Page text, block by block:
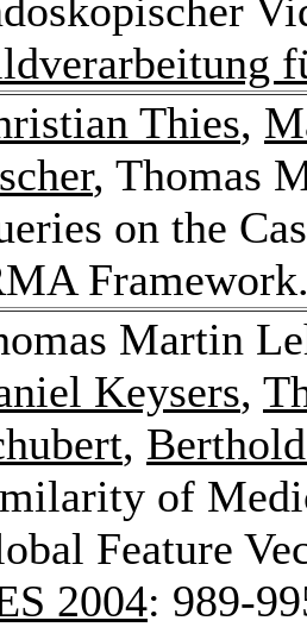
Thies,
, Thomas
on the
Martin
Keysers,
,
of
Feature
2004: 989-